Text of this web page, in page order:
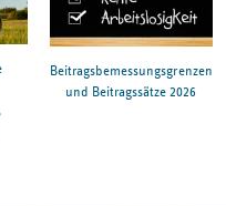
Beitragsbemessungsgrenzen
und Beitragssätze 2026